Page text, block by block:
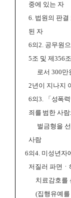
중에 있는 자
6. 법원의 판결
된 자
6의2. 공무원
5조 및 제356
로서 300만
2년이 지나지
6의3. 「성폭
죄를 범한 사람
벌금형을 선고
사람
6의4. 미성년자
저질러 파면ㆍ
치료감호를 선
(집행유예